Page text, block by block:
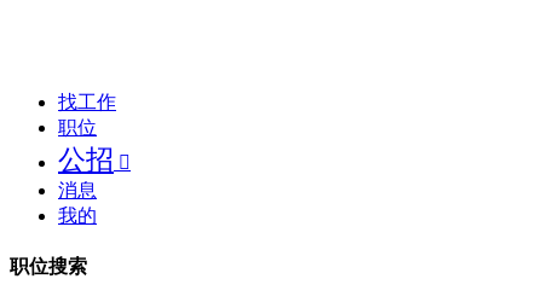
找工作
职位
公招 
消息
我的
职位搜索